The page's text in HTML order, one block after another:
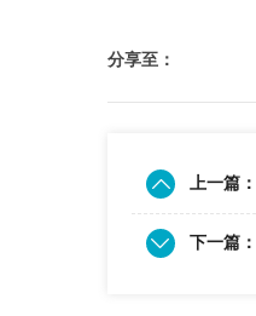
分享至：
上一篇：
下一篇：